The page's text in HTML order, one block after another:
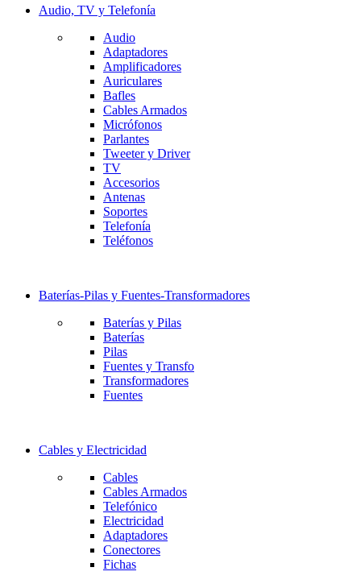
Audio, TV y Telefonía
Audio
Adaptadores
Amplificadores
Auriculares
Bafles
Cables Armados
Micrófonos
Parlantes
Tweeter y Driver
TV
Accesorios
Antenas
Soportes
Telefonía
Teléfonos
Baterías-Pilas y Fuentes-Transformadores
Baterías y Pilas
Baterías
Pilas
Fuentes y Transfo
Transformadores
Fuentes
Cables y Electricidad
Cables
Cables Armados
Telefónico
Electricidad
Adaptadores
Conectores
Fichas